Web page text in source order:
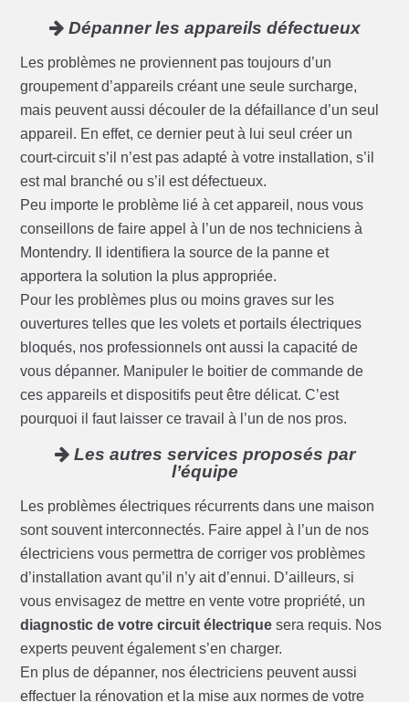
Dépanner les appareils défectueux
Les problèmes ne proviennent pas toujours d’un
groupement d’appareils créant une seule surcharge,
mais peuvent aussi découler de la défaillance d’un seul
appareil. En effet, ce dernier peut à lui seul créer un
court-circuit s’il n’est pas adapté à votre installation, s’il
est mal branché ou s’il est défectueux.
Peu importe le problème lié à cet appareil, nous vous
conseillons de faire appel à l’un de nos techniciens à
Montendry. Il identifiera la source de la panne et
apportera la solution la plus appropriée.
Pour les problèmes plus ou moins graves sur les
ouvertures telles que les volets et portails électriques
bloqués, nos professionnels ont aussi la capacité de
vous dépanner. Manipuler le boitier de commande de
ces appareils et dispositifs peut être délicat. C’est
pourquoi il faut laisser ce travail à l’un de nos pros.
Les autres services proposés par
l’équipe
Les problèmes électriques récurrents dans une maison
sont souvent interconnectés. Faire appel à l’un de nos
électriciens vous permettra de corriger vos problèmes
d’installation avant qu’il n’y ait d’ennui. D’ailleurs, si
vous envisagez de mettre en vente votre propriété, un
diagnostic de votre circuit électrique sera requis. Nos
experts peuvent également s’en charger.
En plus de dépanner, nos électriciens peuvent aussi
effectuer la rénovation et la mise aux normes de votre